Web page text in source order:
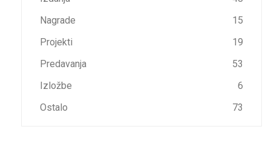
Nagrade
15
Projekti
19
Predavanja
53
Izložbe
6
Ostalo
73